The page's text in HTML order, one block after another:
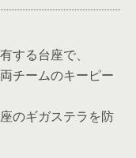
する台座で、
チームのキーピー
のギガステラを防